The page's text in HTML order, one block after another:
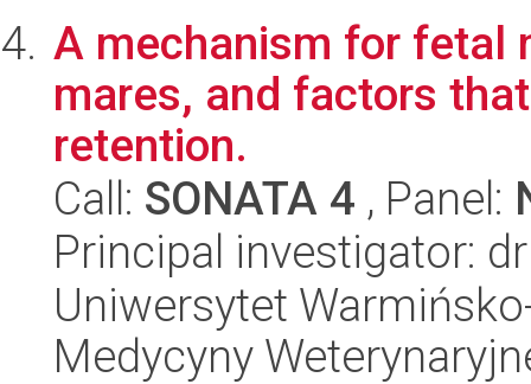
A mechanism for fetal
mares, and factors
retention.
Call: SONATA 4 , Panel:
Principal investigator:
Uniwersytet
Medycyny